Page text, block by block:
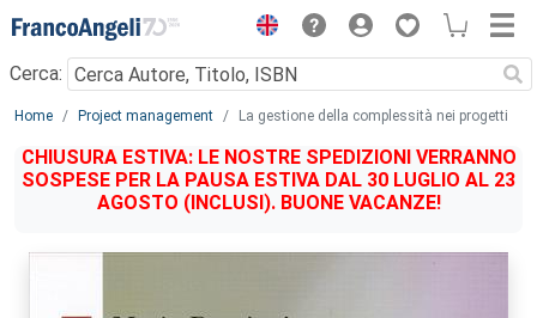
Menu
Cerca:
Main content
Home Project management La gestione della complessità nei progetti
CHIUSURA ESTIVA: LE NOSTRE SPEDIZIONI VERRANNO
SOSPESE PER LA PAUSA ESTIVA DAL 30 LUGLIO AL 23
AGOSTO (INCLUSI). BUONE VACANZE!